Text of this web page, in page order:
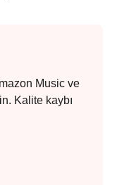
Music ve
Kalite kaybı